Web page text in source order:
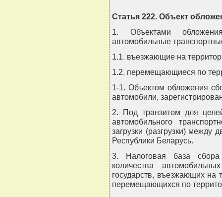
Статья 222. Объект
1. Объектами
автомобильные
1.1. въезжающие на
1.2. перемещающиеся по
1-1. Объектом обложения
автомобили,
2. Под транзитом для
автомобильного
загрузки (разгрузки) между
Республики Беларусь.
3. Налоговая база
количества
государств, въезжающих на
перемещающихся по